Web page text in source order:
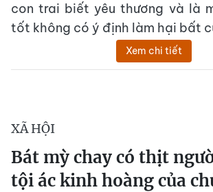
con trai biết yêu thương và là
tốt không có ý định làm hại bất
Xem chi tiết
XÃ HỘI
Bát mỳ chay có thịt
tội ác kinh hoàng của